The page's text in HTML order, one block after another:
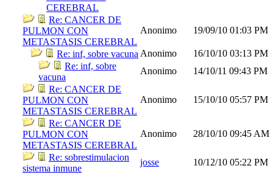
CEREBRAL
Re: CANCER DE
PULMON CON
METASTASIS CEREBRAL
Anonimo 19/09/10 01:03 PM
Re: inf, sobre vacuna Anonimo 16/10/10 03:13 PM
Re: inf, sobre
vacuna
Anonimo 14/10/11 09:43 PM
Re: CANCER DE
PULMON CON
METASTASIS CEREBRAL
Anonimo 15/10/10 05:57 PM
Re: CANCER DE
PULMON CON
METASTASIS CEREBRAL
Anonimo 28/10/10 09:45 AM
Re: sobrestimulacion
sistema inmune
josse 10/12/10 05:22 PM